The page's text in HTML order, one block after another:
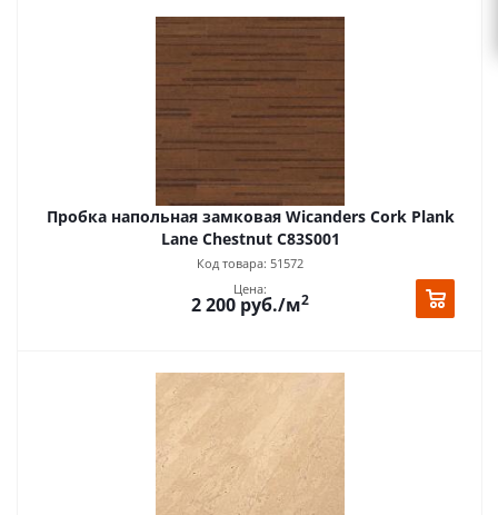
Пробка напольная замковая Wicanders Cork Plank
Lane Chestnut C83S001
Код товара: 51572
Цена:
2 200 руб./м2